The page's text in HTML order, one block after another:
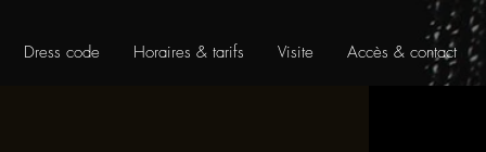
Dress code Horaires & tarifs Visite Accès & contact